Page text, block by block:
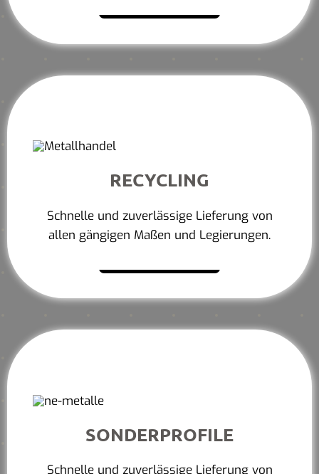
RECYCLING
Schnelle und zuverlässige Lieferung von
allen gängigen Maßen und Legierungen.
SONDERPROFILE
Schnelle und zuverlässige Lieferung von